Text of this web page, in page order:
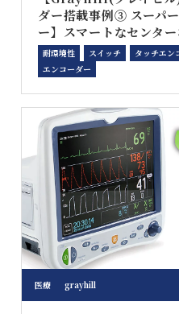
ダー搭載事例③ スーパ
ー】スマートなセンタ
耐環境性 スイッチ タッチエン
エンコーダー
医療 grayhill